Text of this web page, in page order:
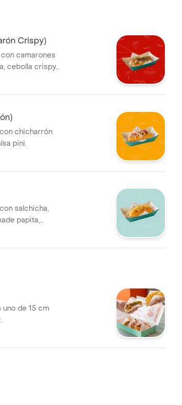
Crispy)
camarones
cebolla crispy,
(opcional).
chicharrón
pini.
salchicha,
papita,
salsa de
de 15 cm